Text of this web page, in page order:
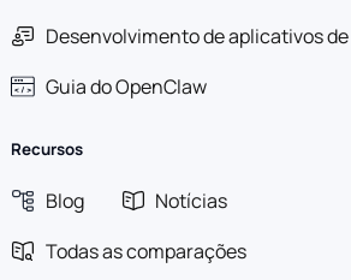
Desenvolvimento de aplicativos de
Guia do OpenClaw
Recursos
Blog
Notícias
Todas as comparações